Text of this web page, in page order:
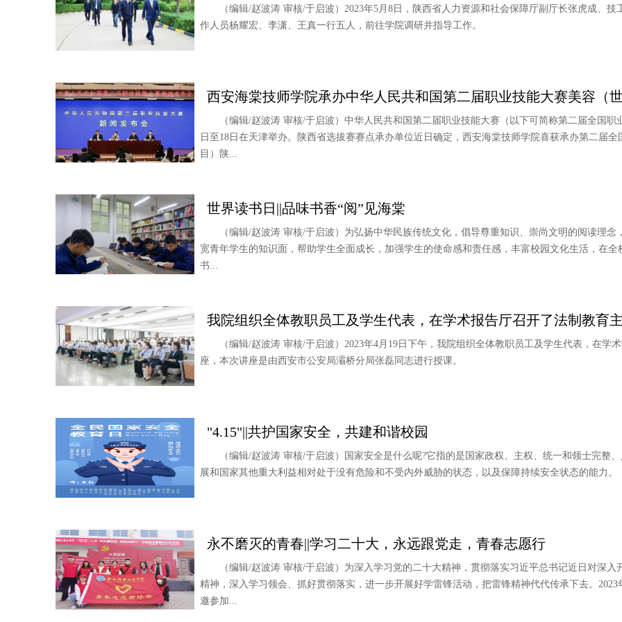
（编辑/赵波涛 审核/于启波）2023年5月8日，陕西省人力资源和社会保障厅副厅长张虎成、
作人员杨耀宏、李潇、王真一行五人，前往学院调研并指导工作。
西安海棠技师学院承办中华人民共和国第二届职业技能大赛美容（
（编辑/赵波涛 审核/于启波）中华人民共和国第二届职业技能大赛（以下可简称第二届全国职
日至18日在天津举办。陕西省选拔赛赛点承办单位近日确定，西安海棠技师学院喜获承办第二届
目）陕...
世界读书日||品味书香“阅”见海棠
（编辑/赵波涛 审核/于启波）为弘扬中华民族传统文化，倡导尊重知识、崇尚文明的阅读理
宽青年学生的知识面，帮助学生全面成长，加强学生的使命感和责任感，丰富校园文化生活，在全
书...
我院组织全体教职员工及学生代表，在学术报告厅召开了法制教育
（编辑/赵波涛 审核/于启波）2023年4月19日下午，我院组织全体教职员工及学生代表，在学
座，本次讲座是由西安市公安局灞桥分局张磊同志进行授课。
"4.15"||共护国家安全，共建和谐校园
（编辑/赵波涛 审核/于启波）国家安全是什么呢?它指的是国家政权、主权、统一和领士完整
展和国家其他重大利益相对处于没有危险和不受内外威胁的状态，以及保障持续安全状态的能力。
永不磨灭的青春||学习二十大，永远跟党走，青春志愿行
（编辑/赵波涛 审核/于启波）为深入学习党的二十大精神，贯彻落实习近平总书记近日对深
精神，深入学习领会、抓好贯彻落实，进一步开展好学雷锋活动，把雷锋精神代代传承下去。
邀参加...